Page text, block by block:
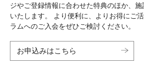
ジやご登録情報に合わせた特典のほか、
いたします。 より便利に、よりお得にご
ラムへのご入会をぜひご検討ください。
お申込みはこちら